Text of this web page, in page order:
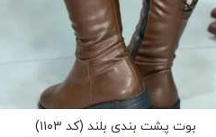
بوت پشت بندی بلند (کد ۱۱۰۳)